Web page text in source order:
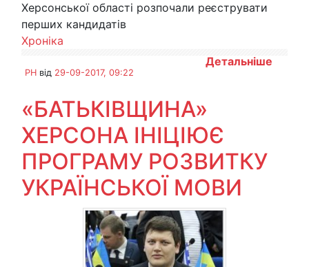
Херсонської області розпочали реєструвати
перших кандидатів
Хроніка
Детальніше
PH від 29-09-2017, 09:22
«БАТЬКІВЩИНА»
ХЕРСОНА ІНІЦІЮЄ
ПРОГРАМУ РОЗВИТКУ
УКРАЇНСЬКОЇ МОВИ